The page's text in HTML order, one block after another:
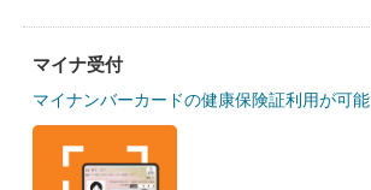
マイナ受付
マイナンバーカードの健康保険証利用が可能